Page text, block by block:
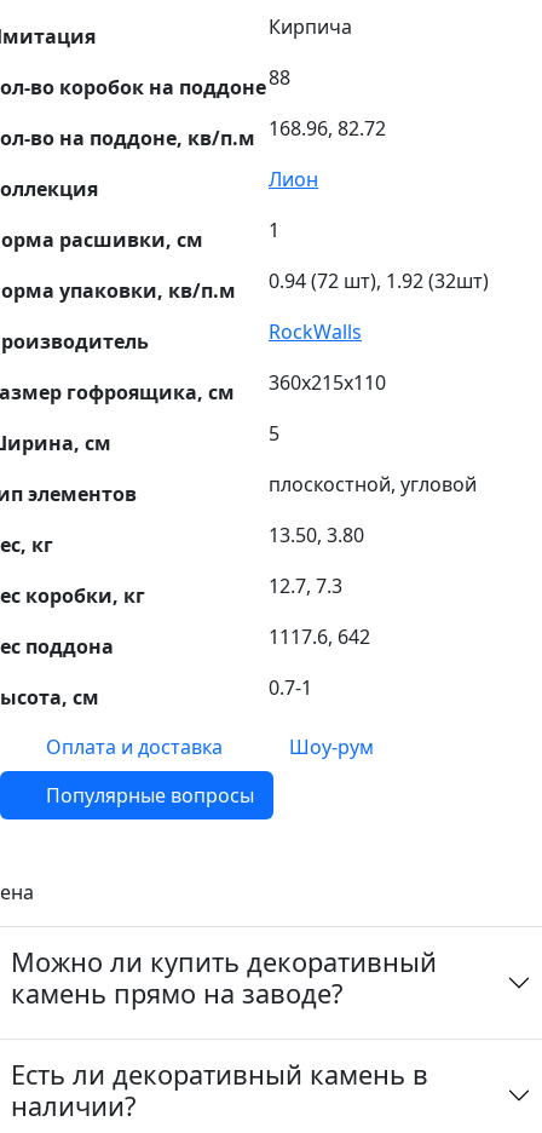
Кирпича
во коробок на поддоне88
во на поддоне, кв/п.м 168.96, 82.72
Лион
расшивки, см 1
упаковки, кв/п.м 0.94 (72 шт), 1.92 (32шт)
RockWalls
гофроящика, см 360х215х110
см 5
элементов плоскостной, угловой
кг 13.50, 3.80
коробки, кг 12.7, 7.3
поддона 1117.6, 642
см 0.7-1
Оплата и доставка
Шоу-рум
Популярные вопросы
Можно ли купить декоративный
камень прямо на заводе?
Есть ли декоративный камень в
наличии?